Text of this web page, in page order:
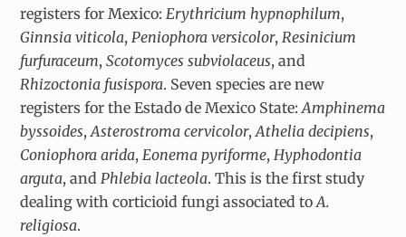
registers for Mexico: Erythricium hypnophilum,
Ginnsia viticola, Peniophora versicolor, Resinicium
furfuraceum,Scotomyces subviolaceus, and
Rhizoctonia fusispora. Seven species are new
registers for the Estado de Mexico State:Amphinema
byssoides, Asterostroma cervicolor,Athelia decipiens,
Coniophora arida, Eonema pyriforme, Hyphodontia
arguta, and Phlebia lacteola. This is the first study
dealing with corticioid fungi associated toA.
religiosa.